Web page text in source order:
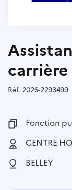
Réf. Référence :
2026-2293499
FonctionFonction
Employeur :
CENTRE
Localisation :
BELLEY